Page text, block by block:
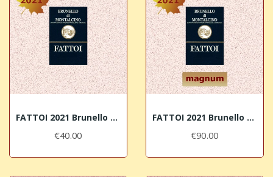
FATTOI 2021 Brunello di Montalcino DOCG
€40.00
FATTOI 2021 Brunello di Montalcino DOCG MAGNUM
€90.00